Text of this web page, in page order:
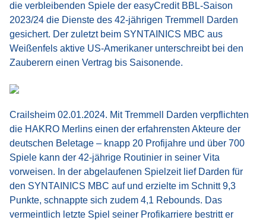
die verbleibenden Spiele der easyCredit BBL-Saison
2023/24 die Dienste des 42-jährigen Tremmell Darden
gesichert. Der zuletzt beim SYNTAINICS MBC aus
Weißenfels aktive US-Amerikaner unterschreibt bei den
Zauberern einen Vertrag bis Saisonende.
Crailsheim 02.01.2024. Mit Tremmell Darden verpflichten
die HAKRO Merlins einen der erfahrensten Akteure der
deutschen Beletage – knapp 20 Profijahre und über 700
Spiele kann der 42-jährige Routinier in seiner Vita
vorweisen. In der abgelaufenen Spielzeit lief Darden für
den SYNTAINICS MBC auf und erzielte im Schnitt 9,3
Punkte, schnappte sich zudem 4,1 Rebounds. Das
vermeintlich letzte Spiel seiner Profikarriere bestritt er